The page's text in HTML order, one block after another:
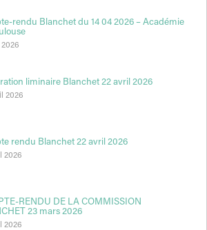
rendu Blanchet du 14 04 2026 – Académie
2026
liminaire Blanchet 22 avril 2026
2026
rendu Blanchet 22 avril 2026
2026
RENDU DE LA COMMISSION
23 mars 2026
2026